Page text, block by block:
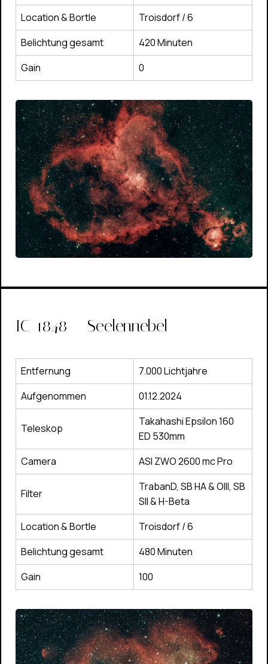
Location & Bortle
Troisdorf / 6
Belichtung gesamt
420 Minuten
Gain
0
IC-1848 – Seelennebel
Entfernung
7.000 Lichtjahre
Aufgenommen
01.12.2024
Teleskop
Takahashi Epsilon 160
ED 530mm
Camera
ASI ZWO 2600 mc Pro
Filter
TrabanD, SB HA & OIII, SB
SII & H-Beta
Location & Bortle
Troisdorf / 6
Belichtung gesamt
480 Minuten
Gain
100